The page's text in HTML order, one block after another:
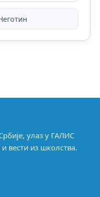
улаз у ГАЛИС
вести из школства.